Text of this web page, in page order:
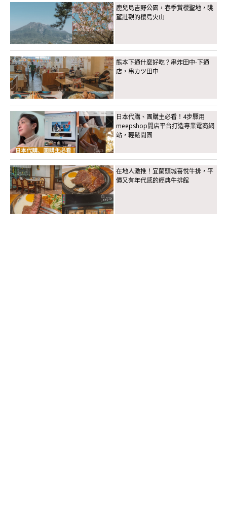
鹿兒島吉野公園，春季賞櫻聖地，眺
望壯觀的櫻島火山
熊本下通什麼好吃？串炸田中-下通
店，串カツ田中
日本代購、團購主必看！4步驟用
meepshop開店平台打造專業電商網
站，輕鬆開團
在地人激推！宜蘭頭城喜悅牛排，平
價又有年代感的經典牛排館